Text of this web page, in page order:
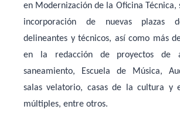
en Modernización de la Oficina Técnica,
incorporación de nuevas plazas
delineantes y técnicos, así como más
en la redacción de proyectos de
saneamiento, Escuela de Música,
salas velatorio, casas de la cultura y
múltiples, entre otros.